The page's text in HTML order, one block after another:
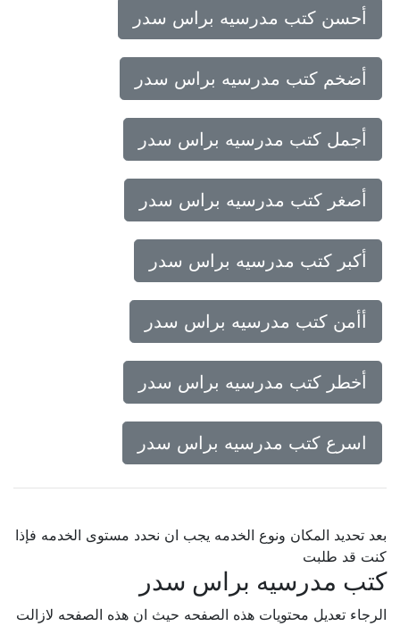
أحسن كتب مدرسيه براس سدر
أضخم كتب مدرسيه براس سدر
أجمل كتب مدرسيه براس سدر
أصغر كتب مدرسيه براس سدر
أكبر كتب مدرسيه براس سدر
أأمن كتب مدرسيه براس سدر
أخطر كتب مدرسيه براس سدر
اسرع كتب مدرسيه براس سدر
بعد تحديد المكان ونوع الخدمه يجب ان نحدد مستوى الخدمه فإذا
كنت قد طلبت
كتب مدرسيه براس سدر
الرجاء تعديل محتويات هذه الصفحه حيث ان هذه الصفحه لازالت